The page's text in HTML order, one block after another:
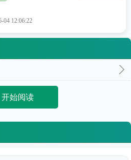
04 12:06:22
开始阅读